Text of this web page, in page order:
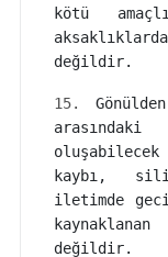
kötü
değildir.
15.
kaybı,
iletimde
değildir.